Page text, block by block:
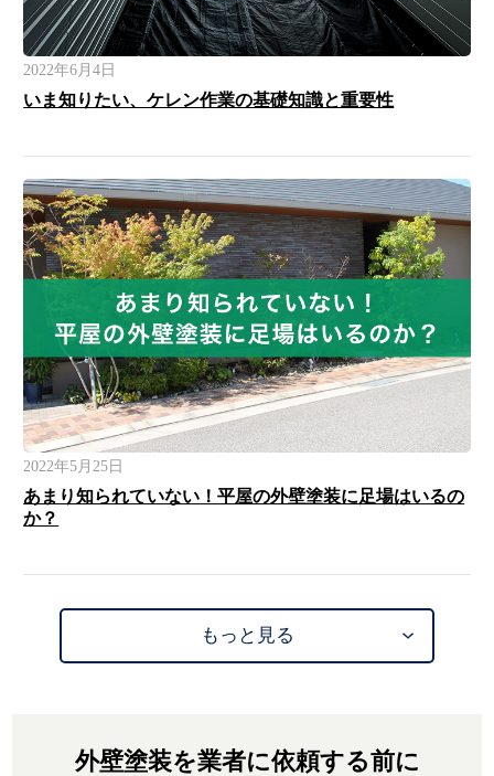
2022年6月4日
いま知りたい、ケレン作業の基礎知識と重要性
2022年5月25日
あまり知られていない！平屋の外壁塗装に足場はいるの
か？
もっと見る
外壁塗装を業者に依頼する前に